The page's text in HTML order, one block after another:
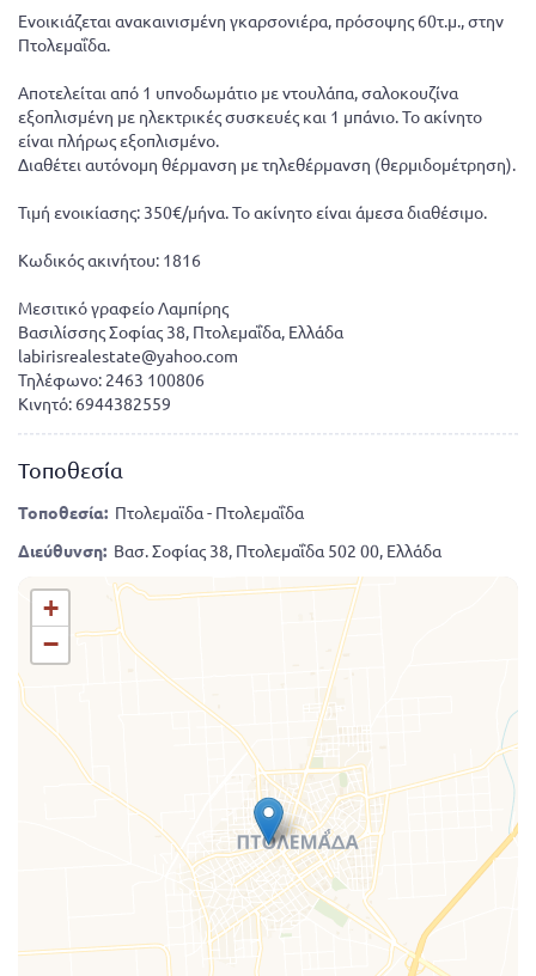
Ενοικιάζεται ανακαινισμένη γκαρσονιέρα, πρόσοψης 60τ.μ., στην
Πτολεμαΐδα.
Αποτελείται από 1 υπνοδωμάτιο με ντουλάπα, σαλοκουζίνα
εξοπλισμένη με ηλεκτρικές συσκευές και 1 μπάνιο. Το ακίνητο
είναι πλήρως εξοπλισμένο.
Διαθέτει αυτόνομη θέρμανση με τηλεθέρμανση (θερμιδομέτρηση).
Τιμή ενοικίασης: 350€/μήνα. Το ακίνητο είναι άμεσα διαθέσιμο.
Κωδικός ακινήτου: 1816
Μεσιτικό γραφείο Λαμπίρης
Βασιλίσσης Σοφίας 38, Πτολεμαΐδα, Ελλάδα
labirisrealestate@yahoo.com
Τηλέφωνο: 2463 100806
Κινητό: 6944382559
Τοποθεσία
Τοποθεσία: Πτολεμαϊδα - Πτολεμαΐδα
Διεύθυνση: Βασ. Σοφίας 38, Πτολεμαΐδα 502 00, Ελλάδα
+
−